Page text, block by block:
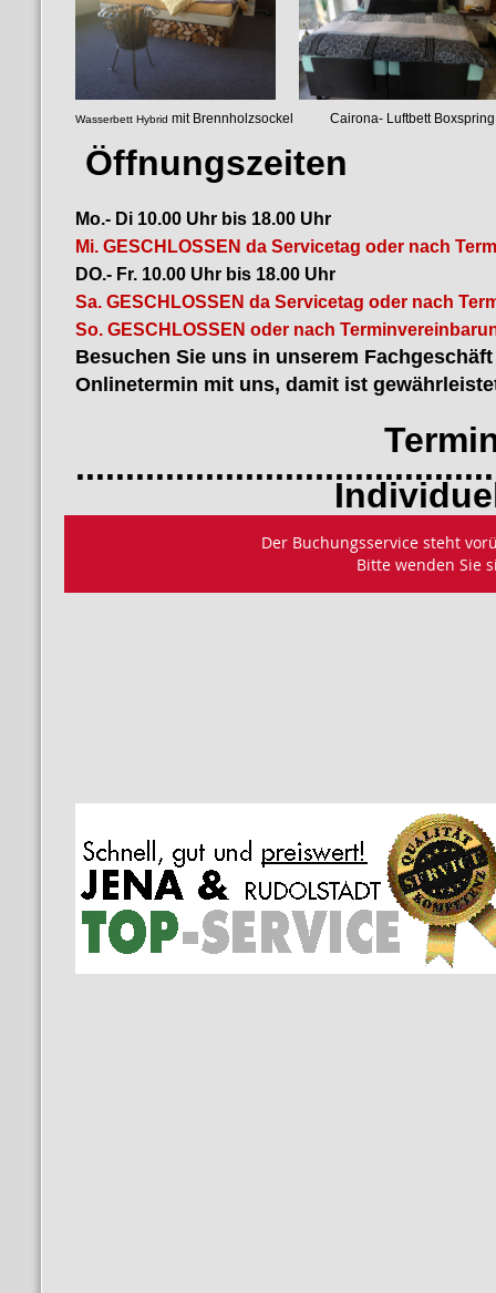
Wasserbett Hybrid mit Brennholzsockel Cairona-
Öffnungszeiten
Mo.- Di 10.00 Uhr bis 18.00 Uhr
Mi. GESCHLOSSEN da Servicetag oder nach
DO.- Fr. 10.00 Uhr bis 18.00 Uhr
Sa. GESCHLOSSEN da Servicetag oder nach
So. GESCHLOSSEN oder nach
Besuchen Sie uns in unserem
Onlinetermin mit uns, damit ist
Termin
Individuelles